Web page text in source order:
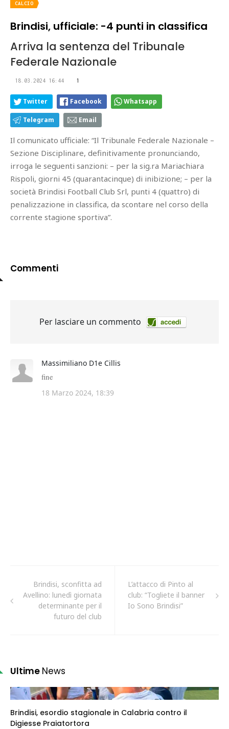
CALCIO
Brindisi, ufficiale: -4 punti in classifica
Arriva la sentenza del Tribunale
Federale Nazionale
18.03.2024 16:44 1
Twitter Facebook Whatsapp
Telegram Email
Il comunicato ufficiale: “Il Tribunale Federale Nazionale –
Sezione Disciplinare, definitivamente pronunciando,
irroga le seguenti sanzioni: – per la sig.ra Mariachiara
Rispoli, giorni 45 (quarantacinque) di inibizione; – per la
società Brindisi Football Club Srl, punti 4 (quattro) di
penalizzazione in classifica, da scontare nel corso della
corrente stagione sportiva”.
Commenti
Brindisi, sconfitta ad
Avellino: lunedì giornata
determinante per il
futuro del club
L’attacco di Pinto al
club: “Togliete il banner
Io Sono Brindisi”
Ultime News
Brindisi, esordio stagionale in Calabria contro il
Digiesse Praiatortora